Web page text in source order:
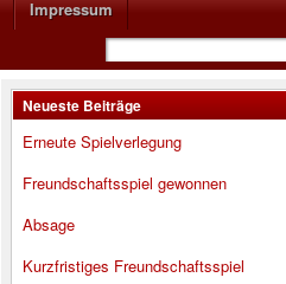
Impressum
Neueste Beiträge
Erneute Spielverlegung
Freundschaftsspiel gewonnen
Absage
Kurzfristiges Freundschaftsspiel